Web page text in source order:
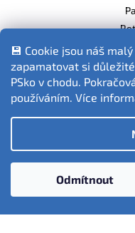
💾 Cookie jsou náš
zapamatovat si
PSko v chodu.
používáním. Více
Odmítnout
Fotografie
Copyright 2026